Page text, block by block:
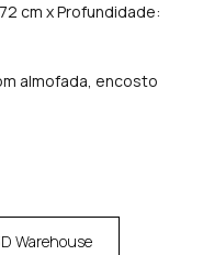
cm x Profundidade:
almofada, encosto
Warehouse